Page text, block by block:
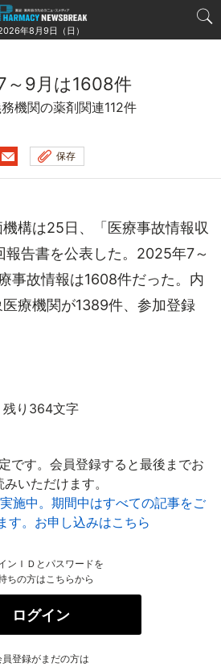
年8月9日（日）
～9月は1608件
機関の薬剤関連112件
保存
構は25日、「医療事故情報収
告書を公表した。2025年7～
事故情報は1608件だった。内
療機関が1389件、参加登録
残り364文字
です。会員登録すると最後までお
みいただけます。
施中。期間中はすべての記事をご
す。お申し込みはこちら
ンＩＤとパスワードを
ちの方はこちらから
ログイン
員登録がまだの方は